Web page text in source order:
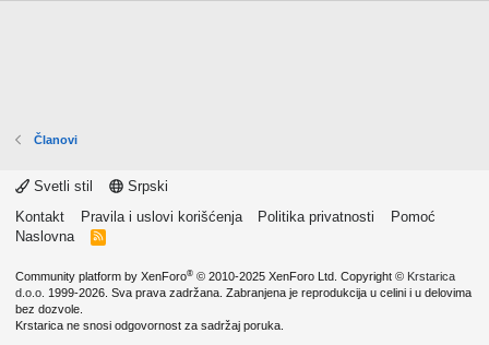
Članovi
Svetli stil
Srpski
Kontakt
Pravila i uslovi korišćenja Politika privatnosti
Pomoć
Naslovna
R
Community platform by XenForo® © 2010-2025 XenForo Ltd. Copyright © Krstarica
d.o.o. 1999-2026. Sva prava zadržana. Zabranjena je reprodukcija u celini i u delovima
bez dozvole.
Krstarica ne snosi odgovornost za sadržaj poruka.